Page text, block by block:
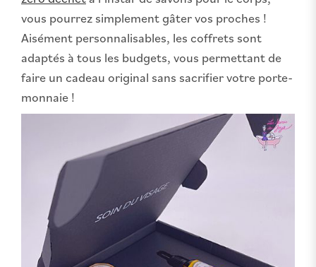
vous pourrez simplement gâter vos proches !
Aisément personnalisables, les coffrets sont
adaptés à tous les budgets, vous permettant de
faire un cadeau original sans sacrifier votre porte-
monnaie !